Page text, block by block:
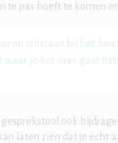
te pas hoeft te komen
stilstaan bij het
waar je het over gaat
gesprekstool ook
laten zien dat je echt